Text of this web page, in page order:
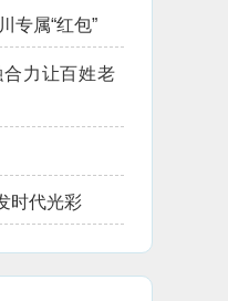
专属“红包”
力让百姓老
时代光彩